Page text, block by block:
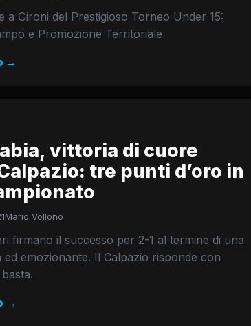
a Gironi del Prestigioso Torneo Under 15:
e Promozione Territoriale
→
vittoria di cuore
tre punti d’oro in
Mario Vollono
firmano il successo per 2-1 al termine di una
emozionante. Il Calpazio risponde con
→